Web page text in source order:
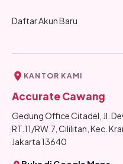
Daftar Akun Baru
KANTOR KAMI
Accurate Cawang
Gedung Office Citadel, Jl.
RT.11/RW.7, Cililitan, Kec.
Jakarta 13640